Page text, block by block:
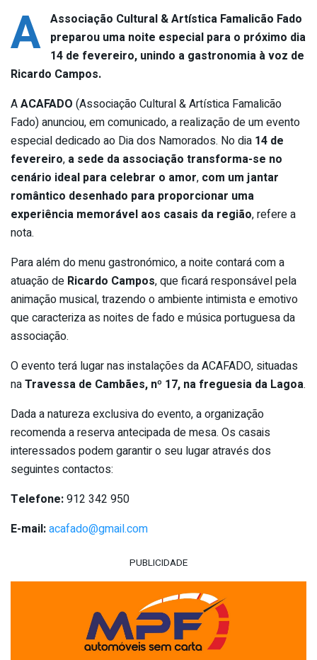
A Associação Cultural & Artística Famalicão Fado
preparou uma noite especial para o próximo dia
14 de fevereiro, unindo a gastronomia à voz de
Ricardo Campos.
AACAFADO (Associação Cultural & Artística Famalicão
Fado) anunciou, em comunicado, a realização de um evento
especial dedicado ao Dia dos Namorados. No dia 14 de
fevereiro, a sede da associação transforma-se no
cenário ideal para celebrar o amor, com um jantar
romântico desenhado para proporcionar uma
experiência memorável aos casais da região, refere a
nota.
Para além do menu gastronómico, a noite contará com a
atuação de Ricardo Campos, que ficará responsável pela
animação musical, trazendo o ambiente intimista e emotivo
que caracteriza as noites de fado e música portuguesa da
associação.
O evento terá lugar nas instalações da ACAFADO, situadas
naTravessa de Cambães, nº 17, na freguesia da Lagoa.
Dada a natureza exclusiva do evento, a organização
recomenda a reserva antecipada de mesa. Os casais
interessados podem garantir o seu lugar através dos
seguintes contactos:
Telefone:912 342 950
E-mail:acafado@gmail.com
PUBLICIDADE